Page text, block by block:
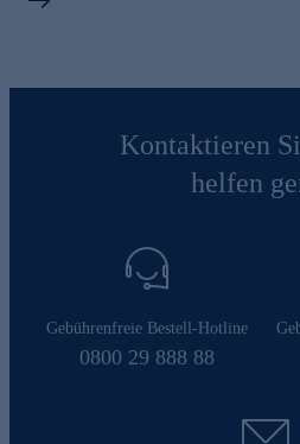
Kontaktieren
helfen
Gebührenfreie Bestell-Hotline
0800 29 888 88